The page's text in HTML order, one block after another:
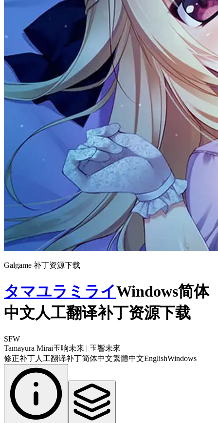
Galgame 补丁资源下载
タマユラミライWindows简体
中文人工翻译补丁资源下载
SFW
Tamayura Mirai玉响未来 | 玉響未來
修正补丁人工翻译补丁简体中文繁體中文EnglishWindows